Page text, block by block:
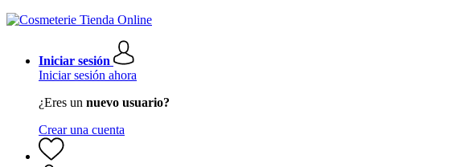
Iniciar sesión
Iniciar sesión ahora
¿Eres un nuevo usuario?
Crear una cuenta